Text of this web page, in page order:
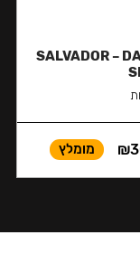
SALVADOR –
₪ מומלץ